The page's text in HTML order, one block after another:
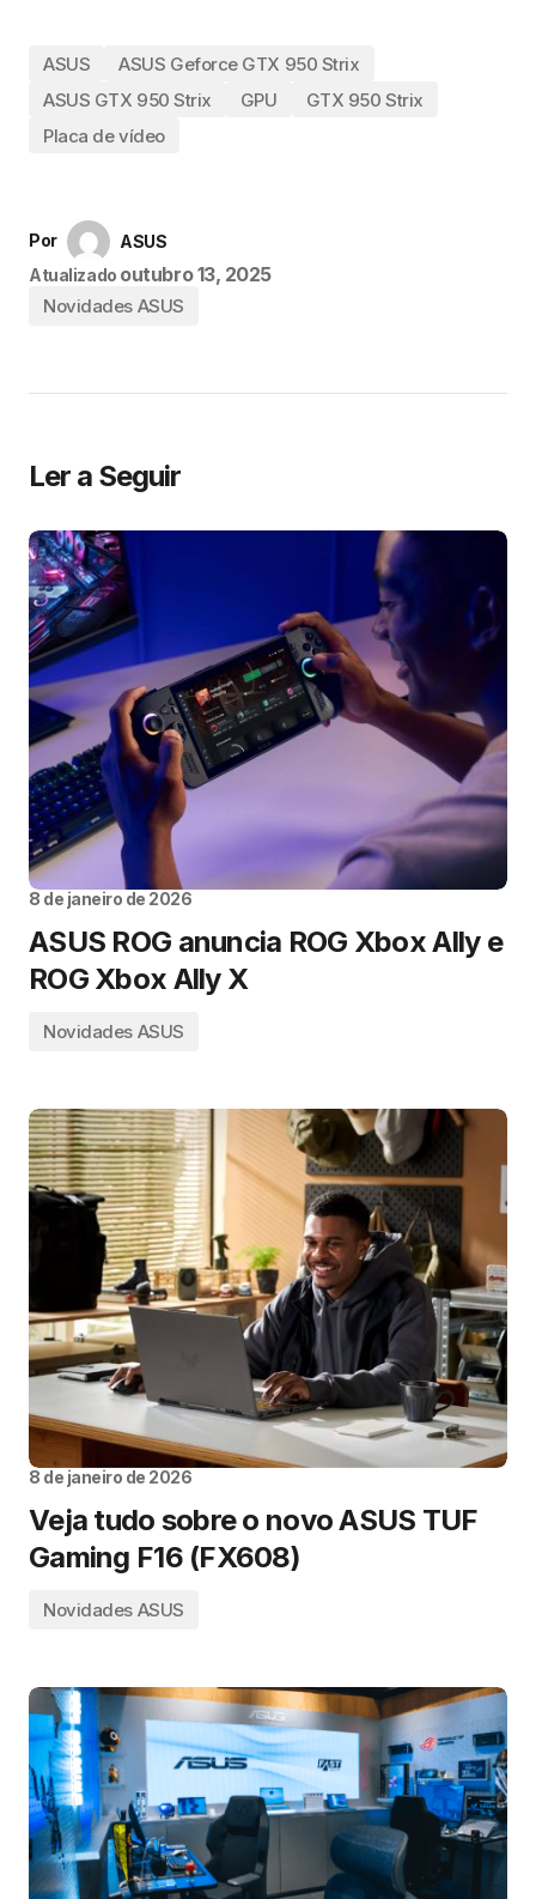
ASUS
ASUS Geforce GTX 950 Strix
ASUS GTX 950 Strix
GPU
GTX 950 Strix
Placa de vídeo
Por
ASUS
Atualizado outubro 13, 2025
Novidades ASUS
Ler a Seguir
8 de janeiro de 2026
ASUS ROG anuncia ROG Xbox Ally e
ROG Xbox Ally X
Novidades ASUS
8 de janeiro de 2026
Veja tudo sobre o novo ASUS TUF
Gaming F16 (FX608)
Novidades ASUS